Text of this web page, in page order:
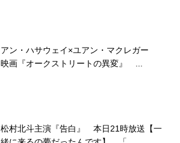
アン・ハサウェイ×ユアン・マクレガー
映画『オークストリートの異変』 ...
松村北斗主演『告白』 本日21時放送【一